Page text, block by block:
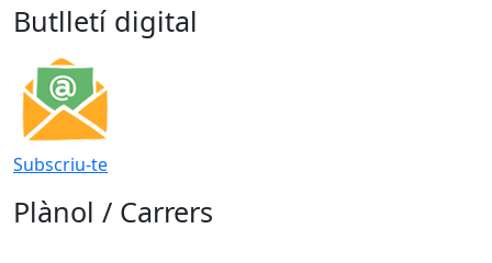
Butlletí digital
Subscriu-te
Plànol / Carrers